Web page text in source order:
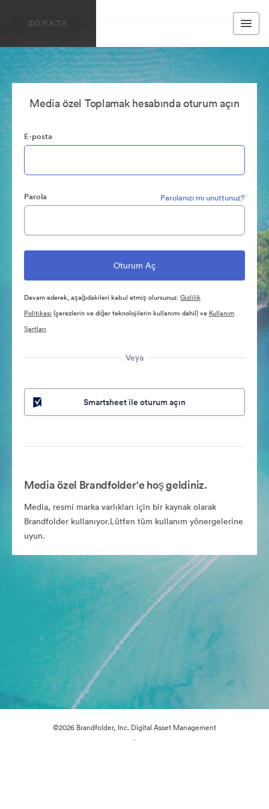
Media özel Toplamak hesabında oturum açın
E-posta
Parola Parolanızı mı unuttunuz?
Devam ederek, aşağıdakileri kabul etmiş olursunuz:Gizlilik
Politikası (çerezlerin ve diğer teknolojilerin kullanımı dahil) ve Kullanım
Şartları
Veya
Smartsheet ile oturum açın
Media özel Brandfolder'e hoş geldiniz.
Media, resmi marka varlıkları için bir kaynak olarak
Brandfolder kullanıyor.Lütfen tüm kullanım yönergelerine
uyun.
©2026 Brandfolder, Inc. Digital Asset Management
·